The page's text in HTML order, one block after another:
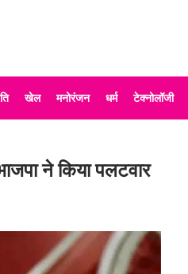
खेल मनोरंजन धर्म टेक्नोलॉजी
ने किया पलटवार